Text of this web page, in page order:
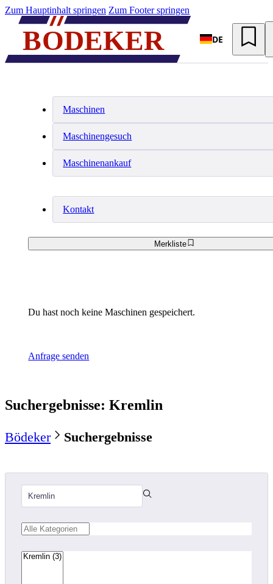
Zum Hauptinhalt springen Zum Footer springen
DE
Maschinen
Maschinengesuch
Maschinenankauf
Kontakt
Merkliste
Du hast noch keine Maschinen gespeichert.
Anfrage senden
Suchergebnisse: Kremlin
Bödeker Suchergebnisse